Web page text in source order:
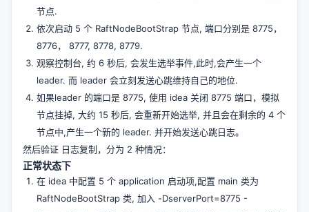
节点.
依次启动 5 个 RaftNodeBootStrap 节点, 端口分别是 8775，
8776， 8777, 8778, 8779.
观察控制台, 约 6 秒后, 会发生选举事件,此时,会产生一个
leader. 而 leader 会立刻发送心跳维持自己的地位.
如果leader 的端口是 8775, 使用 idea 关闭 8775 端口，模拟
节点挂掉, 大约 15 秒后, 会重新开始选举, 并且会在剩余的 4 个
节点中,产生一个新的 leader. 并开始发送心跳日志。
然后验证 日志复制，分为 2 种情况：
正常状态下
在 idea 中配置 5 个 application 启动项,配置 main 类为
RaftNodeBootStrap 类, 加入 -DserverPort=8775 -